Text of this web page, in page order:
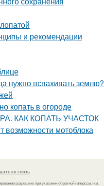
и рекомендации
нужно вспахивать землю?
копать в огороде
КАК КОПАТЬ УЧАСТОК
возможности мотоблока
связь
разрешено при указании обратной гиперссылки.